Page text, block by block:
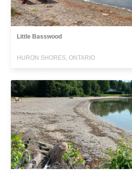
Little Basswood
HURON SHORES, ONTARIO